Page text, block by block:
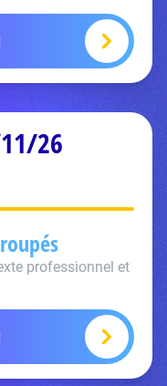
26
professionnel et